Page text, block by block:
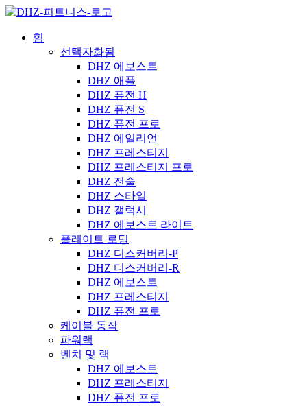
힘
선택자화됨
DHZ 에보스트
DHZ 애플
DHZ 퓨전 H
DHZ 퓨전 S
DHZ 퓨전 프로
DHZ 에일리언
DHZ 프레스티지
DHZ 프레스티지 프로
DHZ 전술
DHZ 스타일
DHZ 갤럭시
DHZ 에보스트 라이트
플레이트 로딩
DHZ 디스커버리-P
DHZ 디스커버리-R
DHZ 에보스트
DHZ 프레스티지
DHZ 퓨전 프로
케이블 동작
파워랙
벤치 및 랙
DHZ 에보스트
DHZ 프레스티지
DHZ 퓨전 프로